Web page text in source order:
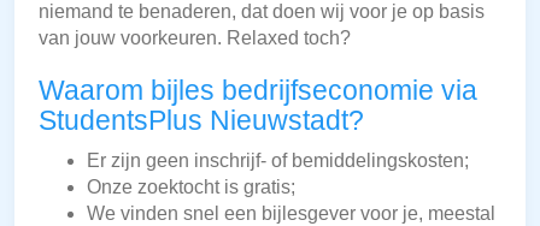
niemand te benaderen, dat doen wij voor je op basis
van jouw voorkeuren. Relaxed toch?
Waarom bijles bedrijfseconomie via
StudentsPlus Nieuwstadt?
Er zijn geen inschrijf- of bemiddelingskosten;
Onze zoektocht is gratis;
We vinden snel een bijlesgever voor je, meestal